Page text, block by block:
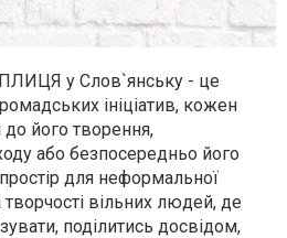
у Слов`янську - це
ініціатив, кожен
його творення,
або безпосередньо його
для неформальної
вільних людей, де
поділитись досвідом,